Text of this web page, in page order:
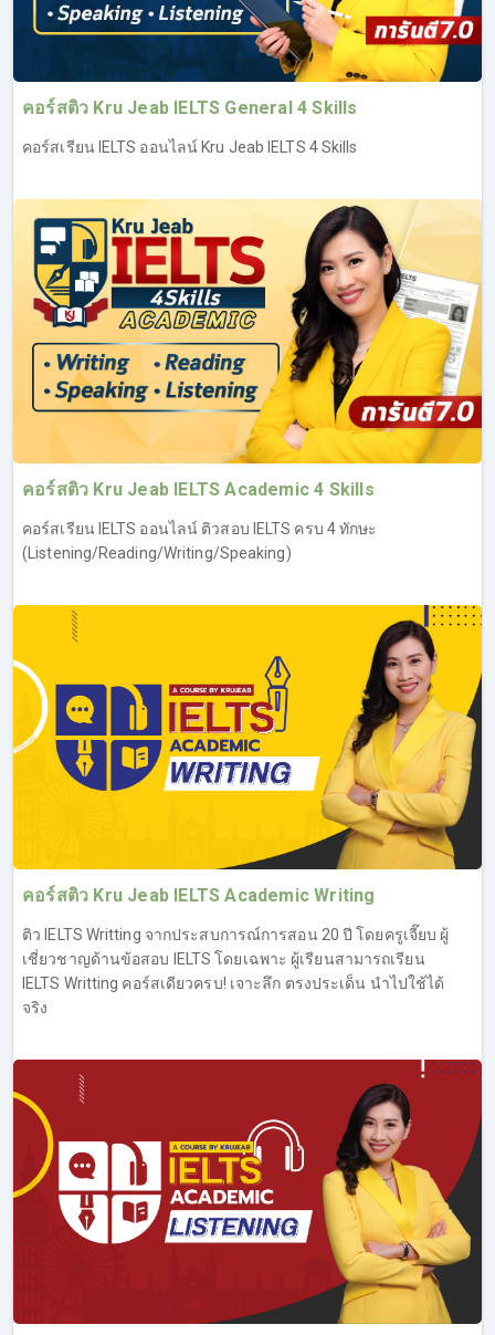
คอร์สติว Kru Jeab IELTS General 4 Skills
คอร์สเรียน IELTS ออนไลน์ Kru Jeab IELTS 4 Skills
คอร์สติว Kru Jeab IELTS Academic 4 Skills
คอร์สเรียน IELTS ออนไลน์ ติวสอบ IELTS ครบ 4 ทักษะ
(Listening/Reading/Writing/Speaking)
คอร์สติว Kru Jeab IELTS Academic Writing
ติว IELTS Writting จากประสบการณ์การสอน 20 ปี โดยครูเจี๊ยบ ผู้
เชี่ยวชาญด้านข้อสอบ IELTS โดยเฉพาะ ผู้เรียนสามารถเรียน
IELTS Writting คอร์สเดียวครบ! เจาะลึก ตรงประเด็น นำไปใช้ได้
จริง